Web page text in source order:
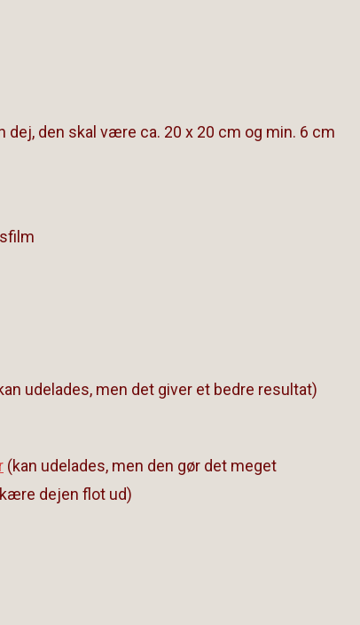
dej, den skal være ca. 20 x 20 cm og min. 6 cm
udelades, men det giver et bedre resultat)
(kan udelades, men den gør det meget
dejen flot ud)